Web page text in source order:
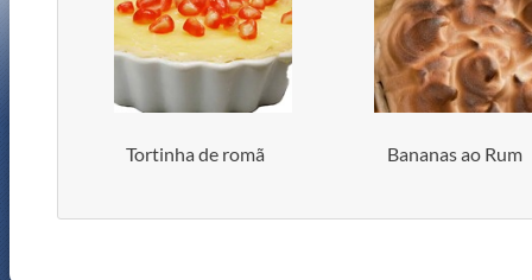
Tortinha de romã Bananas ao Rum